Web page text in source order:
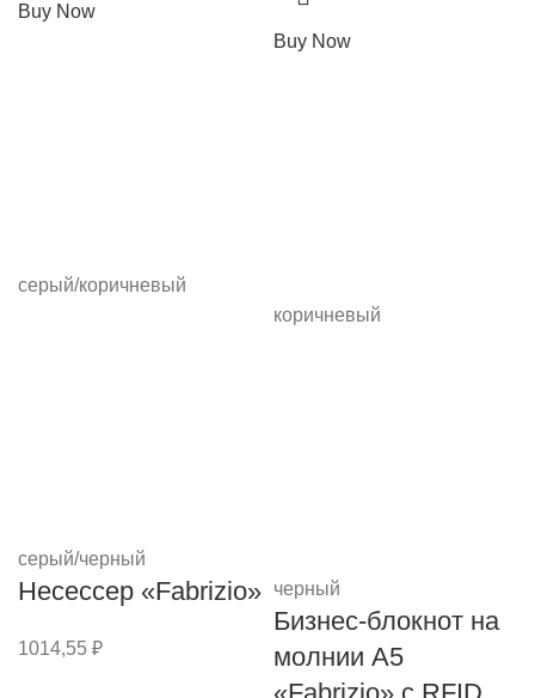
Buy Now
серый/коричневый
серый/черный
Несессер «Fabrizio»
1014,55 ₽
Buy Now
коричневый
черный
Бизнес-блокнот на
молнии А5